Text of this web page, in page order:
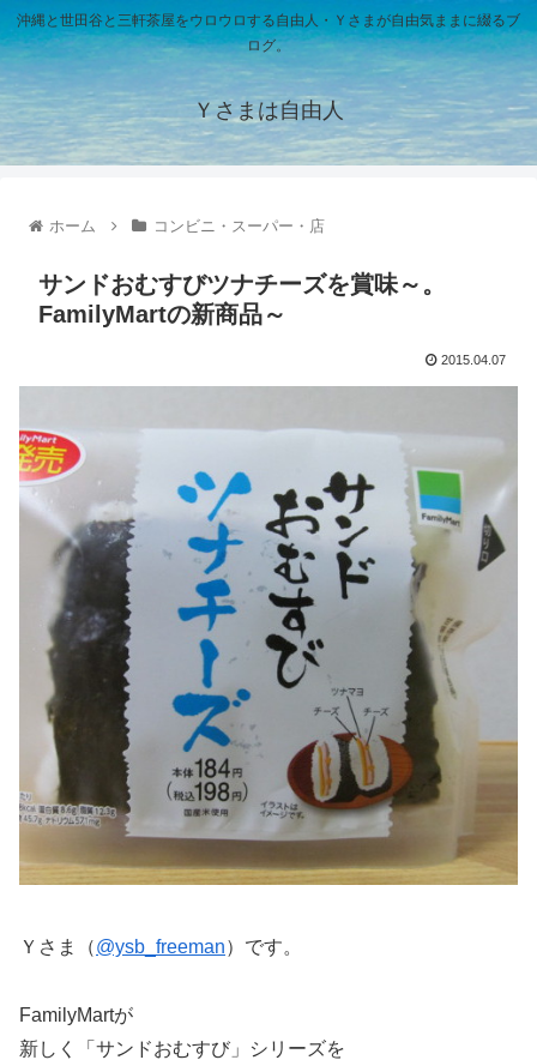
沖縄と世田谷と三軒茶屋をウロウロする自由人・Ｙさまが自由気ままに綴るブ
ログ。
Ｙさまは自由人
ホーム コンビニ・スーパー・店
サンドおむすびツナチーズを賞味～。
FamilyMartの新商品～
2015.04.07
Ｙさま（@ysb_freeman）です。
FamilyMartが
新しく「サンドおむすび」シリーズを